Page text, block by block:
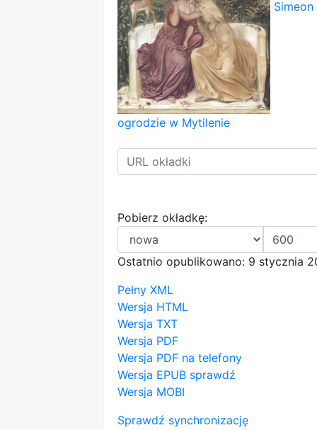
ogrodzie w Mytilenie
Pobierz okładkę:
Ostatnio opublikowano: 9 stycznia
Pełny XML
Wersja HTML
Wersja TXT
Wersja PDF
Wersja PDF na telefony
Wersja EPUB sprawdź
Wersja MOBI
Sprawdź synchronizację